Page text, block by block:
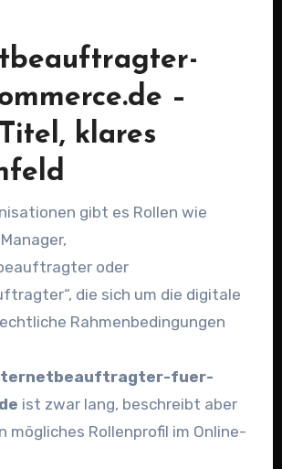
–
klares
gibt es Rollen wie
oder
die sich um die digitale
Rahmenbedingungen
fuer-
ist zwar lang, beschreibt aber
mögliches Rollenprofil im Online-